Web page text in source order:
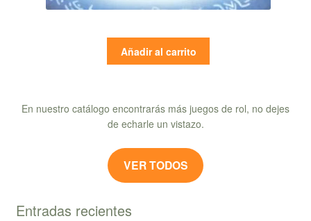
Añadir al carrito
En nuestro catálogo encontrarás más juegos de rol, no dejes
de echarle un vistazo.
VER TODOS
Entradas recientes